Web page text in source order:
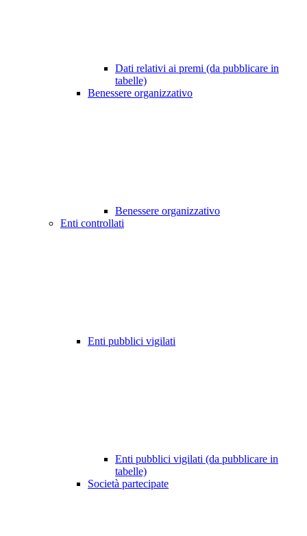
Dati relativi ai premi (da pubblicare in
tabelle)
Benessere organizzativo
Benessere organizzativo
Enti controllati
Enti pubblici vigilati
Enti pubblici vigilati (da pubblicare in
tabelle)
Società partecipate